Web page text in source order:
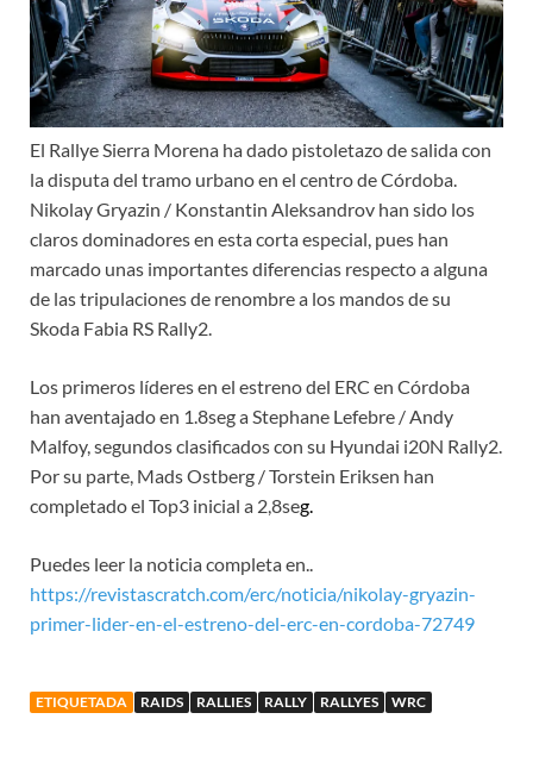
El Rallye Sierra Morena ha dado pistoletazo de salida con
la disputa del tramo urbano en el centro de Córdoba.
Nikolay Gryazin / Konstantin Aleksandrov han sido los
claros dominadores en esta corta especial, pues han
marcado unas importantes diferencias respecto a alguna
de las tripulaciones de renombre a los mandos de su
Skoda Fabia RS Rally2.
Los primeros líderes en el estreno del ERC en Córdoba
han aventajado en 1.8seg a Stephane Lefebre / Andy
Malfoy, segundos clasificados con su Hyundai i20N Rally2.
Por su parte, Mads Ostberg / Torstein Eriksen han
completado el Top3 inicial a 2,8seg.
Puedes leer la noticia completa en..
https://revistascratch.com/erc/noticia/nikolay-gryazin-
primer-lider-en-el-estreno-del-erc-en-cordoba-72749
ETIQUETADA RAIDS RALLIES RALLY RALLYES WRC